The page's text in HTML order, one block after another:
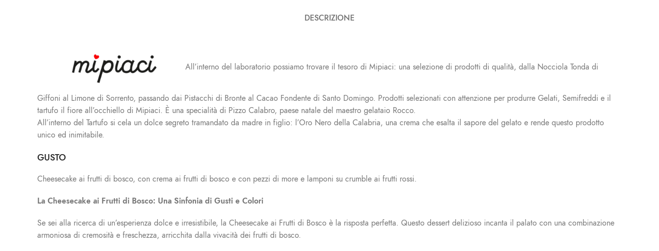
DESCRIZIONE
All’interno del laboratorio possiamo trovare il tesoro di Mipiaci: una selezione di prodotti di qualità, dalla Nocciola Tonda di
Giffoni al Limone di Sorrento, passando dai Pistacchi di Bronte al Cacao Fondente di Santo Domingo. Prodotti selezionati con attenzione per produrre Gelati, Semifreddi e il
tartufo il fiore all’occhiello di Mipiaci. È una specialità di Pizzo Calabro, paese natale del maestro gelataio Rocco.
All’interno del Tartufo si cela un dolce segreto tramandato da madre in figlio: l’Oro Nero della Calabria, una crema che esalta il sapore del gelato e rende questo prodotto
unico ed inimitabile.
GUSTO
Cheesecake ai frutti di bosco, con crema ai frutti di bosco e con pezzi di more e lamponi su crumble ai frutti rossi.
La Cheesecake ai Frutti di Bosco: Una Sinfonia di Gusti e Colori
Se sei alla ricerca di un’esperienza dolce e irresistibile, la Cheesecake ai Frutti di Bosco è la risposta perfetta. Questo dessert delizioso incanta il palato con una combinazione
armoniosa di cremosità e freschezza, arricchita dalla vivacità dei frutti di bosco.